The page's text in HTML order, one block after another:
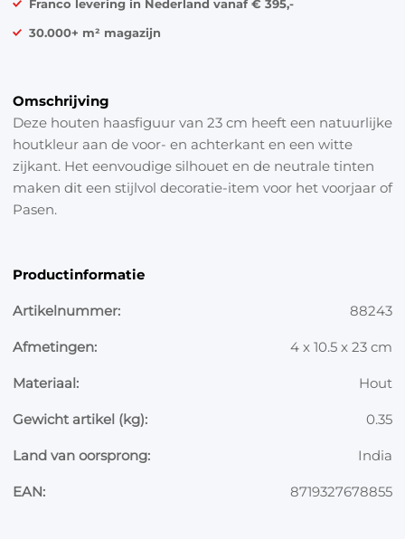
Franco levering in Nederland vanaf € 395,-
30.000+ m² magazijn
Omschrijving
Deze houten haasfiguur van 23 cm heeft een natuurlijke
houtkleur aan de voor- en achterkant en een witte
zijkant. Het eenvoudige silhouet en de neutrale tinten
maken dit een stijlvol decoratie-item voor het voorjaar of
Pasen.
Productinformatie
Artikelnummer: 88243
Afmetingen: 4 x 10.5 x 23 cm
Materiaal: Hout
Gewicht artikel (kg): 0.35
Land van oorsprong: India
EAN: 8719327678855